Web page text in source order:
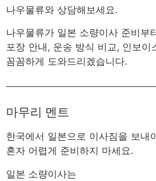
나우물류와 상담해보세요.
나우물류가 일본 소량이사 준비부
포장 안내, 운송 방식 비교, 인보이
꼼꼼하게 도와드리겠습니다.
마무리 멘트
한국에서 일본으로 이사짐을 보내
혼자 어렵게 준비하지 마세요.
일본 소량이사는